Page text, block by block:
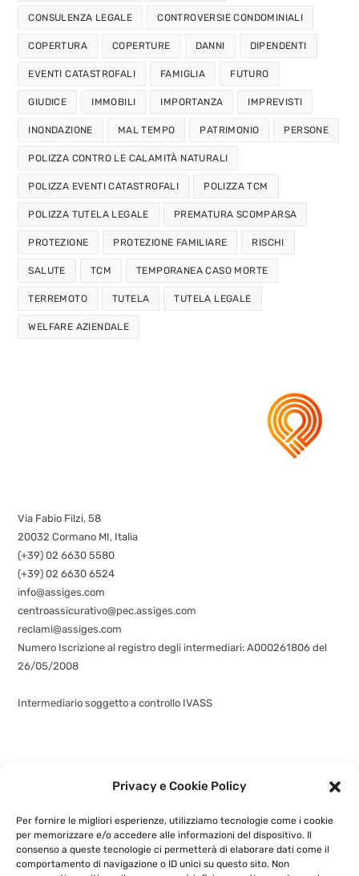
Privacy e Cookie Policy
Per fornire le migliori esperienze, utilizziamo tecnologie come i cookie
per memorizzare e/o accedere alle informazioni del dispositivo. Il
consenso a queste tecnologie ci permetterà di elaborare dati come il
comportamento di navigazione o ID unici su questo sito. Non
CONSULENZA LEGALE CONTROVERSIE CONDOMINIALI
COPERTURA COPERTURE DANNI DIPENDENTI
EVENTI CATASTROFALI FAMIGLIA FUTURO
GIUDICE IMMOBILI IMPORTANZA IMPREVISTI
INONDAZIONE MAL TEMPO PATRIMONIO PERSONE
POLIZZA CONTRO LE CALAMITÀ NATURALI
POLIZZA EVENTI CATASTROFALI POLIZZA TCM
POLIZZA TUTELA LEGALE PREMATURA SCOMPARSA
PROTEZIONE PROTEZIONE FAMILIARE RISCHI
SALUTE TCM TEMPORANEA CASO MORTE
TERREMOTO TUTELA TUTELA LEGALE
WELFARE AZIENDALE
Via Fabio Filzi, 58
20032 Cormano MI, Italia
(+39) 02 6630 5580
(+39) 02 6630 6524
info@assiges.com
centroassicurativo@pec.assiges.com
reclami@assiges.com
Numero Iscrizione al registro degli intermediari: A000261806 del
26/05/2008
Intermediario soggetto a controllo IVASS
Cookie Policy|
Powered by G.S.V. Digital Solution